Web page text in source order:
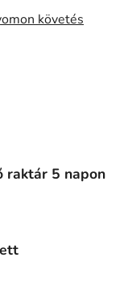
követés
raktár 5 napon